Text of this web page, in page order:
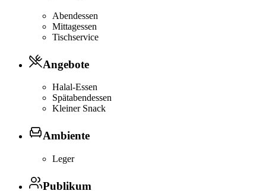
Abendessen
Mittagessen
Tischservice
Angebote
Halal-Essen
Spätabendessen
Kleiner Snack
Ambiente
Leger
Publikum